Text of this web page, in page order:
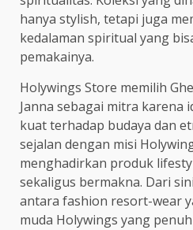
hanya stylish, tetapi juga
kedalaman spiritual yang
pemakainya.
Holywings Store memilih
Janna sebagai mitra karena
kuat terhadap budaya dan
sejalan dengan misi
menghadirkan produk
sekaligus bermakna. Dari
antara fashion resort-wear
muda Holywings yang